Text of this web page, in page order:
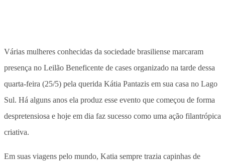
Várias mulheres conhecidas da sociedade brasiliense marcaram
presença no Leilão Beneficente de cases organizado na tarde dessa
quarta-feira (25/5) pela querida Kátia Pantazis em sua casa no Lago
Sul. Há alguns anos ela produz esse evento que começou de forma
despretensiosa e hoje em dia faz sucesso como uma ação filantrópica
criativa.
Em suas viagens pelo mundo, Katia sempre trazia capinhas de